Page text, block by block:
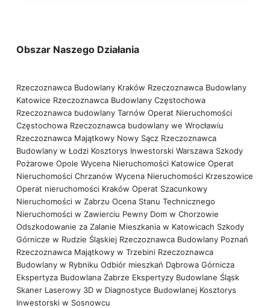
Obszar Naszego Działania
Rzeczoznawca Budowlany Kraków Rzeczoznawca Budowlany
Katowice Rzeczoznawca Budowlany Częstochowa
Rzeczoznawca budowlany Tarnów Operat Nieruchomości
Częstochowa Rzeczoznawca budowlany we Wrocławiu
Rzeczoznawca Majątkowy Nowy Sącz Rzeczoznawca
Budowlany w Łodzi Kosztorys Inwestorski Warszawa Szkody
Pożarowe Opole Wycena Nieruchomości Katowice Operat
Nieruchomości Chrzanów Wycena Nieruchomości Krzeszowice
Operat nieruchomości Kraków Operat Szacunkowy
Nieruchomości w Zabrzu Ocena Stanu Technicznego
Nieruchomości w Zawierciu Pewny Dom w Chorzowie
Odszkodowanie za Zalanie Mieszkania w Katowicach Szkody
Górnicze w Rudzie Śląskiej Rzeczoznawca Budowlany Poznań
Rzeczoznawca Majątkowy w Trzebini Rzeczoznawca
Budowlany w Rybniku Odbiór mieszkań Dąbrowa Górnicza
Ekspertyza Budowlana Zabrze Ekspertyzy Budowlane Śląsk
Skaner Laserowy 3D w Diagnostyce Budowlanej Kosztorys
Inwestorski w Sosnowcu